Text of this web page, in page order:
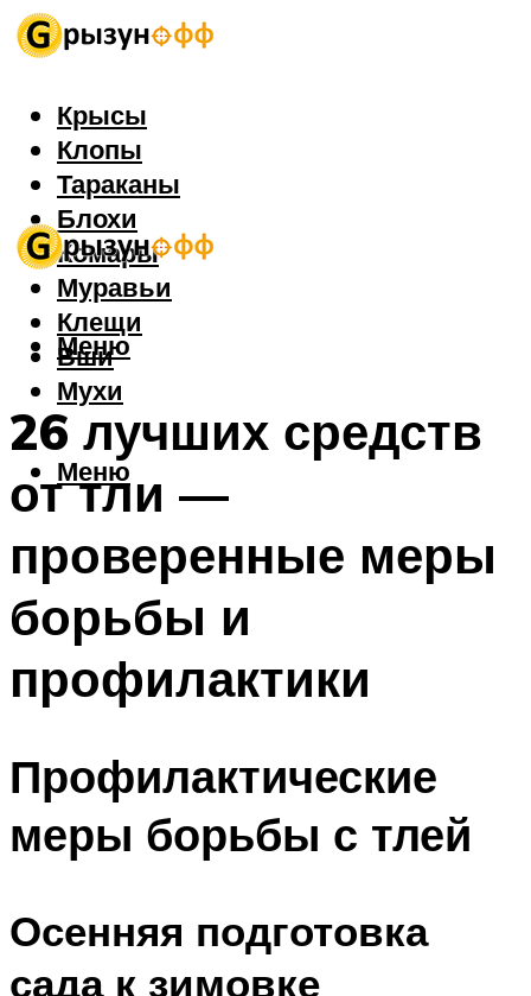
Крысы
Клопы
Тараканы
Блохи
Комары
Муравьи
Клещи
Вши
Мухи
Меню
Меню
26 лучших средств
от тли —
проверенные меры
борьбы и
профилактики
Профилактические
меры борьбы с тлей
Осенняя подготовка
сада к зимовке